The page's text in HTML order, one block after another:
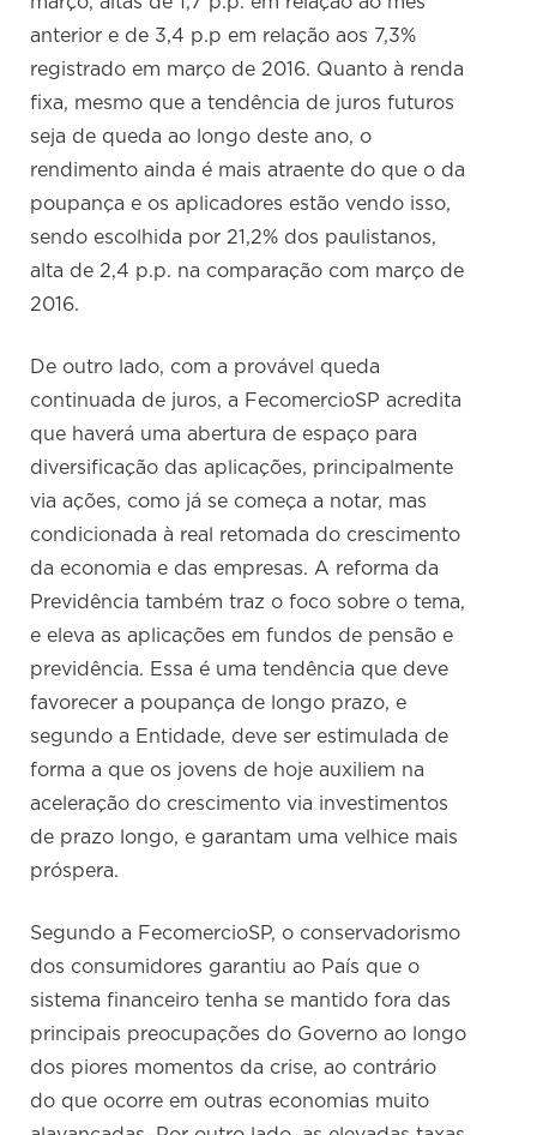
anterior e de 3,4 p.p em relação aos 7,3%
registrado em março de 2016. Quanto à renda
fixa, mesmo que a tendência de juros futuros
seja de queda ao longo deste ano, o
rendimento ainda é mais atraente do que o da
poupança e os aplicadores estão vendo isso,
sendo escolhida por 21,2% dos paulistanos,
alta de 2,4 p.p. na comparação com março de
2016.
De outro lado, com a provável queda
continuada de juros, a FecomercioSP acredita
que haverá uma abertura de espaço para
diversificação das aplicações, principalmente
via ações, como já se começa a notar, mas
condicionada à real retomada do crescimento
da economia e das empresas. A reforma da
Previdência também traz o foco sobre o tema,
e eleva as aplicações em fundos de pensão e
previdência. Essa é uma tendência que deve
favorecer a poupança de longo prazo, e
segundo a Entidade, deve ser estimulada de
forma a que os jovens de hoje auxiliem na
aceleração do crescimento via investimentos
de prazo longo, e garantam uma velhice mais
próspera.
Segundo a FecomercioSP, o conservadorismo
dos consumidores garantiu ao País que o
sistema financeiro tenha se mantido fora das
principais preocupações do Governo ao longo
dos piores momentos da crise, ao contrário
do que ocorre em outras economias muito